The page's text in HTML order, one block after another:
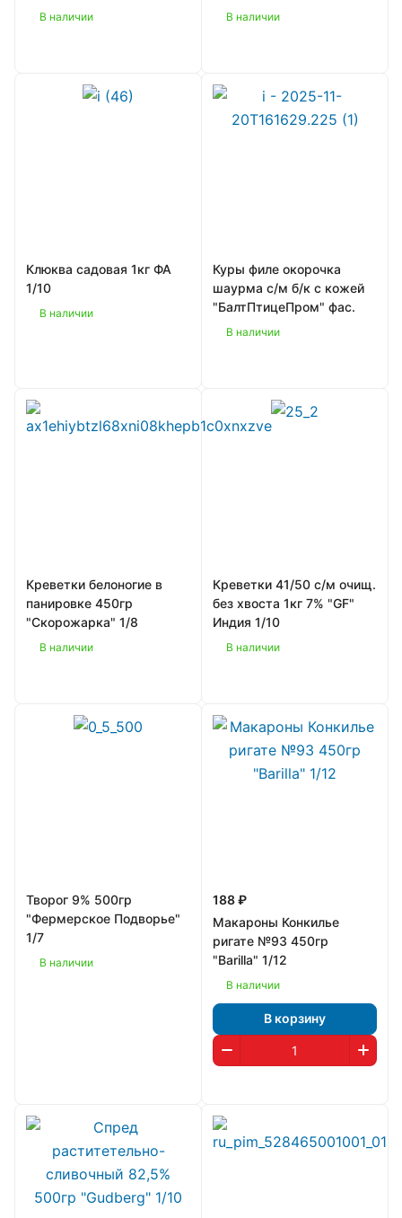
В наличии В наличии
Клюква садовая 1кг ФА
1/10
В наличии
Куры филе окорочка
шаурма с/м б/к с кожей
"БалтПтицеПром" фас.
В наличии
Креветки белоногие в
панировке 450гр
"Скорожарка" 1/8
В наличии
Креветки 41/50 с/м очищ.
без хвоста 1кг 7% "GF"
Индия 1/10
В наличии
Творог 9% 500гр
"Фермерское Подворье"
1/7
В наличии
188 ₽
Макароны Конкилье
ригате №93 450гр
"Barilla" 1/12
В наличии
В корзину